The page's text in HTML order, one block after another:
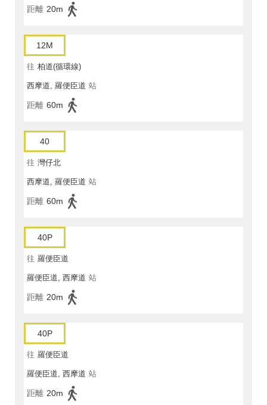
距離 20m
12M
往 柏道(循環線)
西摩道, 羅便臣道 站
距離 60m
40
往 灣仔北
西摩道, 羅便臣道 站
距離 60m
40P
往 羅便臣道
羅便臣道, 西摩道 站
距離 20m
40P
往 羅便臣道
羅便臣道, 西摩道 站
距離 20m